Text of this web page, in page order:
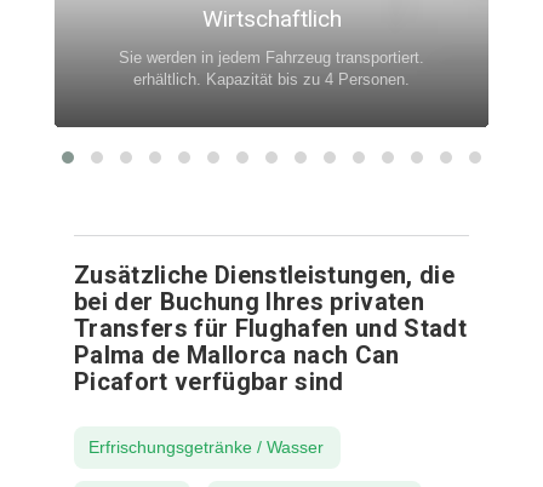
Wirtschaftlich
Sie werden in jedem Fahrzeug transportiert.
erhältlich. Kapazität bis zu 4 Personen.
Zusätzliche Dienstleistungen, die
bei der Buchung Ihres privaten
Transfers für Flughafen und Stadt
Palma de Mallorca nach Can
Picafort verfügbar sind
Erfrischungsgetränke / Wasser